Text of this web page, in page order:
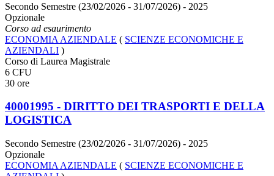
Secondo Semestre (23/02/2026 - 31/07/2026) - 2025
Opzionale
Corso ad esaurimento
ECONOMIA AZIENDALE ( SCIENZE ECONOMICHE E
AZIENDALI )
Corso di Laurea Magistrale
6 CFU
30 ore
40001995 - DIRITTO DEI TRASPORTI E DELLA
LOGISTICA
Secondo Semestre (23/02/2026 - 31/07/2026) - 2025
Opzionale
ECONOMIA AZIENDALE ( SCIENZE ECONOMICHE E